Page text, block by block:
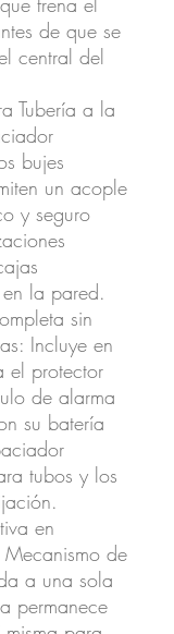
de que se
central del
Tubería a la
bujes
un acople
y seguro
la pared.
sin
Incluye en
el protector
de alarma
su batería
tubos y los
en
Mecanismo de
a una sola
permanece